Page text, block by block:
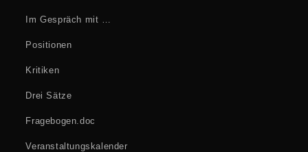
Im Gespräch mit …
Positionen
Kritiken
Drei Sätze
Fragebogen.doc
Veranstaltungskalender